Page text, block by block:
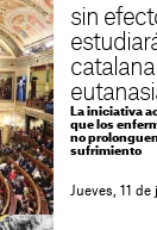
sin
La iniciativa
que los
no
sufrimiento
Jueves, 11